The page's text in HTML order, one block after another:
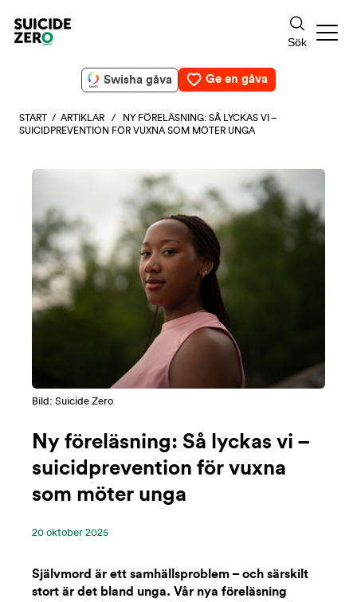
Swisha gåva Ge en gåva
START / ARTIKLAR / NY FÖRELÄSNING: SÅ LYCKAS VI –
SUICIDPREVENTION FÖR VUXNA SOM MÖTER UNGA
Bild: Suicide Zero
Ny föreläsning: Så lyckas vi –
suicidprevention för vuxna
som möter unga
20 ‪oktober‬ 2025
Självmord är ett samhällsproblem – och särskilt
stort är det bland unga. Vår nya föreläsning